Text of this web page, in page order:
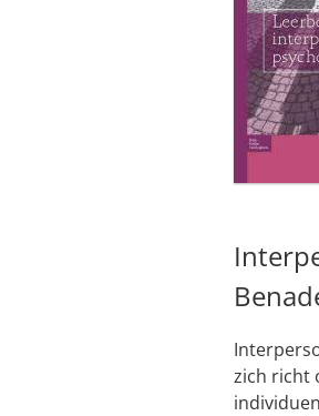
zich richt